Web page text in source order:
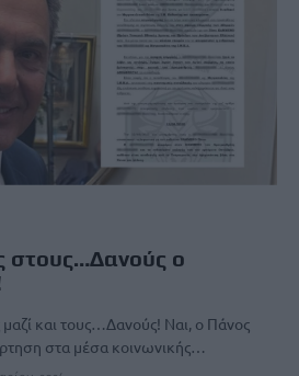
στους…Δανούς ο
και τους…Δανούς! Ναι, ο Πάνος
στα μέσα κοινωνικής…